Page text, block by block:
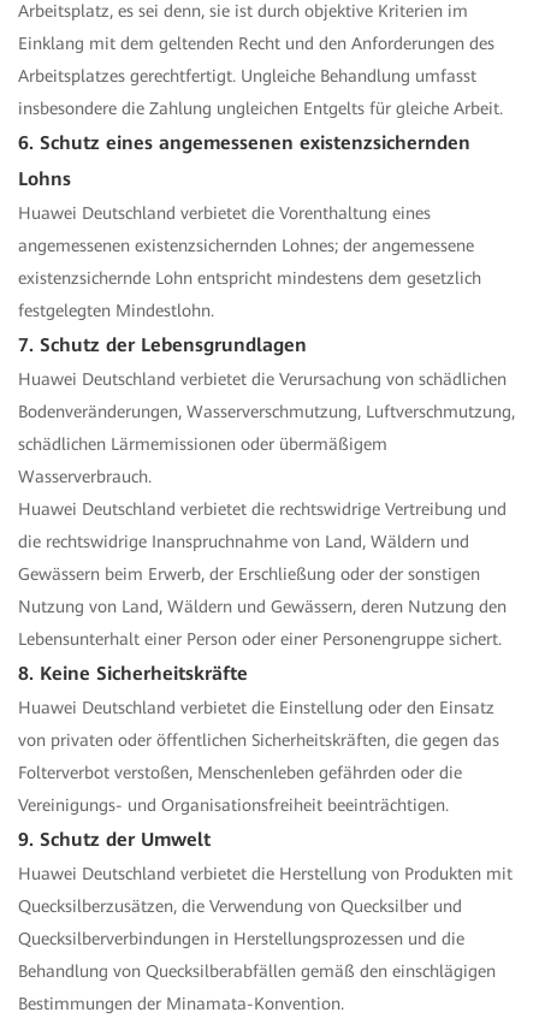
Arbeitsplatz, es sei denn, sie ist durch objektive Kriterien im
Einklang mit dem geltenden Recht und den Anforderungen des
Arbeitsplatzes gerechtfertigt. Ungleiche Behandlung umfasst
insbesondere die Zahlung ungleichen Entgelts für gleiche Arbeit.
6. Schutz eines angemessenen existenzsichernden
Lohns
Huawei Deutschland verbietet die Vorenthaltung eines
angemessenen existenzsichernden Lohnes; der angemessene
existenzsichernde Lohn entspricht mindestens dem gesetzlich
festgelegten Mindestlohn.
7. Schutz der Lebensgrundlagen
Huawei Deutschland verbietet die Verursachung von schädlichen
Bodenveränderungen, Wasserverschmutzung, Luftverschmutzung,
schädlichen Lärmemissionen oder übermäßigem
Wasserverbrauch.
Huawei Deutschland verbietet die rechtswidrige Vertreibung und
die rechtswidrige Inanspruchnahme von Land, Wäldern und
Gewässern beim Erwerb, der Erschließung oder der sonstigen
Nutzung von Land, Wäldern und Gewässern, deren Nutzung den
Lebensunterhalt einer Person oder einer Personengruppe sichert.
8. Keine Sicherheitskräfte
Huawei Deutschland verbietet die Einstellung oder den Einsatz
von privaten oder öffentlichen Sicherheitskräften, die gegen das
Folterverbot verstoßen, Menschenleben gefährden oder die
Vereinigungs- und Organisationsfreiheit beeinträchtigen.
9. Schutz der Umwelt
Huawei Deutschland verbietet die Herstellung von Produkten mit
Quecksilberzusätzen, die Verwendung von Quecksilber und
Quecksilberverbindungen in Herstellungsprozessen und die
Behandlung von Quecksilberabfällen gemäß den einschlägigen
Bestimmungen der Minamata-Konvention.